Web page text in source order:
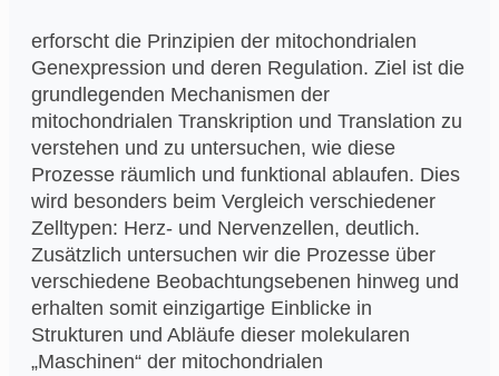
erforscht die Prinzipien der mitochondrialen
Genexpression und deren Regulation. Ziel ist die
grundlegenden Mechanismen der
mitochondrialen Transkription und Translation zu
verstehen und zu untersuchen, wie diese
Prozesse räumlich und funktional ablaufen. Dies
wird besonders beim Vergleich verschiedener
Zelltypen: Herz- und Nervenzellen, deutlich.
Zusätzlich untersuchen wir die Prozesse über
verschiedene Beobachtungsebenen hinweg und
erhalten somit einzigartige Einblicke in
Strukturen und Abläufe dieser molekularen
„Maschinen“ der mitochondrialen